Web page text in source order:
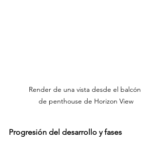
Render de una vista desde el balcón
de penthouse de Horizon View
Progresión del desarrollo y fases